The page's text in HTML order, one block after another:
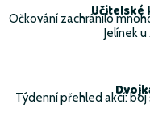
Učitelské
Očkování zachránilo
Jelínek
Týdenní přehled akcí: